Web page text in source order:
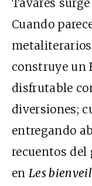
Cuando
metaliterarios
construye un
disfrutable
diversiones;
entregando
recuentos del
en Les